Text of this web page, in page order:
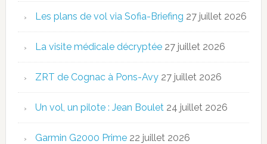
Les plans de vol via Sofia-Briefing 27 juillet 2026
La visite médicale décryptée 27 juillet 2026
ZRT de Cognac à Pons-Avy 27 juillet 2026
Un vol, un pilote : Jean Boulet 24 juillet 2026
Garmin G2000 Prime 22 juillet 2026